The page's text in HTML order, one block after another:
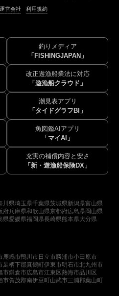
運営会社 利用規約
釣りメディア
「FISHINGJAPAN」
改正遊漁船業法に対応
「遊漁船クラウド」
潮見表アプリ
「タイドグラフBI」
魚図鑑AIアプリ
「マイAI」
充実の補償内容と安さ
「新・遊漁船保険DX」
川県埼玉県千葉県茨城県新潟県富山県
府兵庫県和歌山県京都府広島県岡山県
県愛媛県福岡県長崎県熊本県大分県
鹿嶋市鴨川市 日立市勝浦市小田原市
足柄下郡真鶴町伊東市明石市北九州市
市鎌倉市広島市江東区熱海市品川区
市賀茂郡南伊豆町山武市三浦郡葉山町